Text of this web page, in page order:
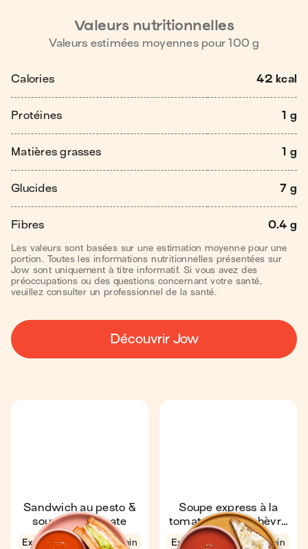
Valeurs nutritionnelles
Valeurs estimées moyennes pour 100 g
Calories 42 kcal
Protéines 1 g
Matières grasses 1 g
Glucides 7 g
Fibres 0.4 g
Les valeurs sont basées sur une estimation moyenne pour une
portion. Toutes les informations nutritionnelles présentées sur
Jow sont uniquement à titre informatif. Si vous avez des
préoccupations ou des questions concernant votre santé,
veuillez consulter un professionnel de la santé.
Découvrir Jow
Sandwich au pesto &
soupe à la tomate
Express 4,5
8 min
Soupe express à la
tomate & toast chèvre
miel
Express 4,7 7 min